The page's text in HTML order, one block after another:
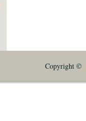
Copyright ©